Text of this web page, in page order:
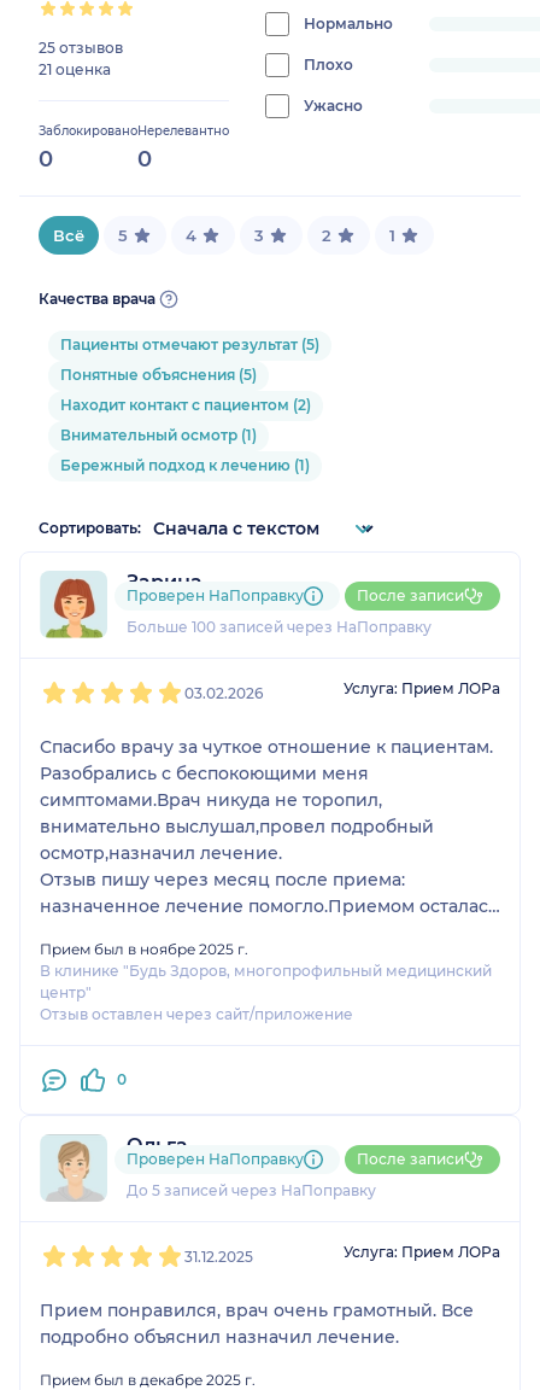
25 отзывов
21 оценка
Заблокировано
0
Нерелевантно
0
0% Нормально
0%
Плохо
progress:
Ужасно
0%
Всё 5 4 3 2 1
Качества врача
Пациенты отмечают результат (5)
Понятные объяснения (5)
Находит контакт с пациентом (2)
Внимательный осмотр (1)
Бережный подход к лечению (1)
Сортировать:
Зарина
8 отзывов и5 оценок
Больше 100 записей через НаПоправку
Проверен НаПоправку После записи
03.02.2026 Услуга: Прием ЛОРа
Спасибо врачу за чуткое отношение к пациентам.
Разобрались с беспокоющими меня
симптомами.Врач никуда не торопил,
внимательно выслушал,провел подробный
осмотр,назначил лечение.
Отзыв пишу через месяц после приема:
назначенное лечение помогло.Приемом осталась
Прием был в ноябре 2025 г.
В клинике "Будь Здоров, многопрофильный медицинский
центр"
Отзыв оставлен через сайт/приложение
0
Ольга
2 отзыва
До 5 записей через НаПоправку
Проверен НаПоправку После записи
31.12.2025 Услуга: Прием ЛОРа
Прием понравился, врач очень грамотный. Все
подробно объяснил назначил лечение.
Прием был в декабре 2025 г.